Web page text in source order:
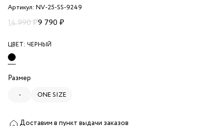
Артикул: NV-25-SS-9249
14 990 ₽9 790 ₽
ЦВЕТ: ЧЕРНЫЙ
Размер
- ONE SIZE
Доставим в пункт выдачи заказов